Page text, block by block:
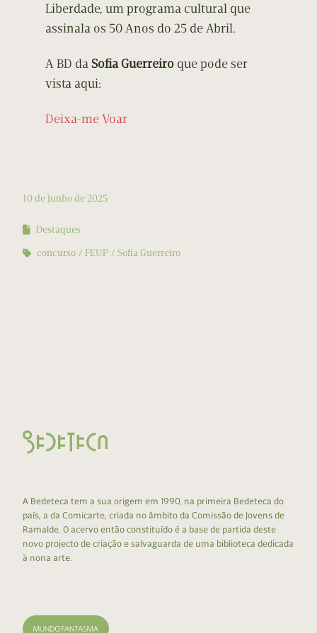
Liberdade, um programa cultural que
assinala os 50 Anos do 25 de Abril.
A BD daSofia Guerreiro que pode ser
vista aqui:
Deixa-me Voar
10 de Junho de 2025
Destaques
concurso
FEUP Sofia Guerreiro
A Bedeteca tem a sua origem em 1990, na primeira Bedeteca do
país, a da Comicarte, criada no âmbito da Comissão de Jovens de
Ramalde. O acervo então constituído é a base de partida deste
novo projecto de criação e salvaguarda de uma biblioteca dedicada
à nona arte.